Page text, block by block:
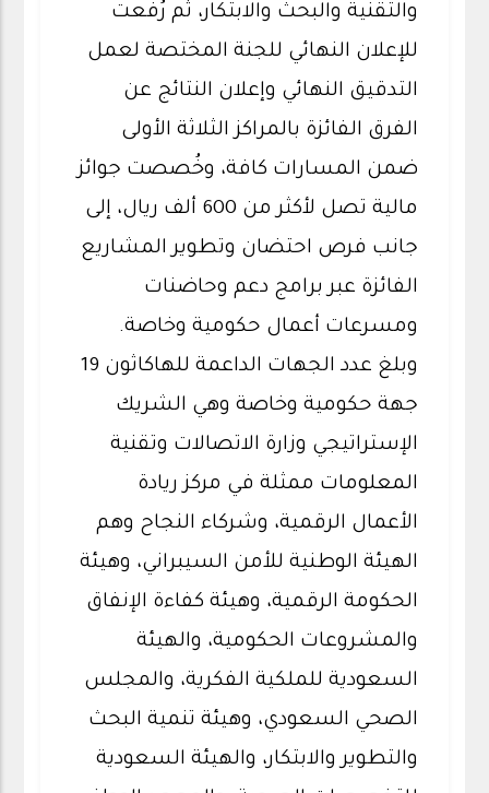
والتقنية والبحث والابتكار، ثم رُفعت
للإعلان النهائي للجنة المختصة لعمل
التدقيق النهائي وإعلان النتائج عن
الفرق الفائزة بالمراكز الثلاثة الأولى
ضمن المسارات كافة، وخُصصت جوائز
مالية تصل لأكثر من 600 ألف ريال، إلى
جانب فرص احتضان وتطوير المشاريع
الفائزة عبر برامج دعم وحاضنات
ومسرعات أعمال حكومية وخاصة.
وبلغ عدد الجهات الداعمة للهاكاثون 19
جهة حكومية وخاصة وهي الشريك
الإستراتيجي وزارة الاتصالات وتقنية
المعلومات ممثلة في مركز ريادة
الأعمال الرقمية، وشركاء النجاح وهم
الهيئة الوطنية للأمن السيبراني، وهيئة
الحكومة الرقمية، وهيئة كفاءة الإنفاق
والمشروعات الحكومية، والهيئة
السعودية للملكية الفكرية، والمجلس
الصحي السعودي، وهيئة تنمية البحث
والتطوير والابتكار، والهيئة السعودية